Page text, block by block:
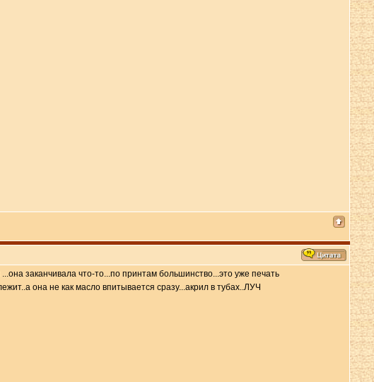
заканчивала что-то...по принтам большинство...это уже печать
она не как масло впитывается сразу...акрил в тубах..ЛУЧ